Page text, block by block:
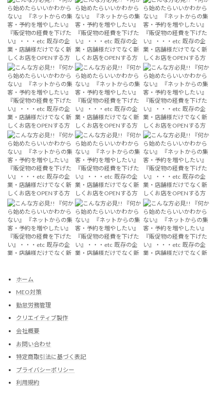
ホーム
MEO対策
勤怠労務管理
クリエイティブ製作
会社概要
お問い合わせ
特定商取引法に基づく表記
プライバシーポリシー
利用規約